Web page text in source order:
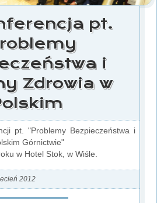
pt.
i
Zdrowia w
pt. "Problemy Bezpieczeństwa i
Górnictwie"
w Hotel Stok, w Wiśle.
2012